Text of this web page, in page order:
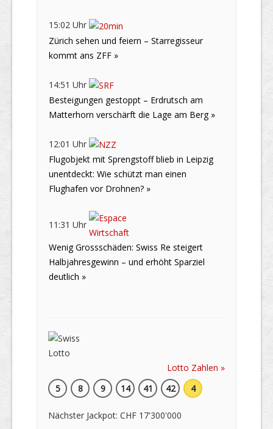
15:02 Uhr
Zürich sehen und feiern – Starregisseur
kommt ans ZFF »
14:51 Uhr
Besteigungen gestoppt – Erdrutsch am
Matterhorn verschärft die Lage am Berg »
12:01 Uhr
Flugobjekt mit Sprengstoff blieb in Leipzig
unentdeckt: Wie schützt man einen
Flughafen vor Drohnen? »
11:31 Uhr
Wenig Grossschäden: Swiss Re steigert
Halbjahresgewinn – und erhöht Sparziel
deutlich »
Lotto Zahlen »
5
8 9 14 41 42 4
Nächster Jackpot: CHF 17'300'000